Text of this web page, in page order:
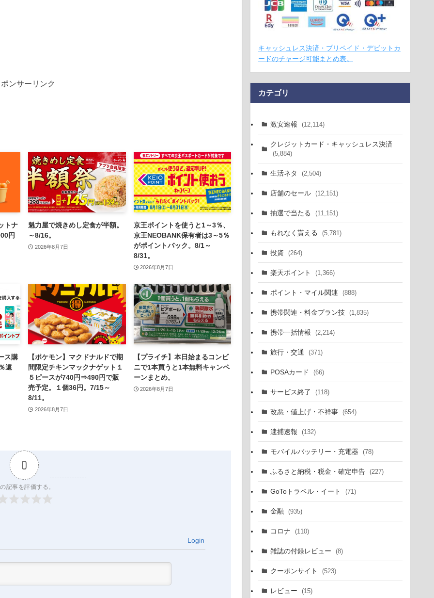
ンサーリンク
トナ
円
魁力屋で焼きめし定食が半額。
～8/16。
2026年8月7日
京王ポイントを使うと1～3％、
京王NEOBANK保有者は3～5％
がポイントバック。8/1～
8/31。
2026年8月7日
ス購
還
【ポケモン】マクドナルドで期
間限定チキンマックナゲット１
５ピースが740円⇒490円で販
売予定。１個36円。7/15～
8/11。
2026年8月7日
【プライチ】本日始まるコンビ
ニで1本買うと1本無料キャンペ
ーンまとめ。
2026年8月7日
0
記事を評価する。
Login
キャッシュレス決済・プリペイド・デビットカ
ードのチャージ可能まとめ表。
カテゴリ
激安速報 (12,114)
クレジットカード・キャッシュレス決済
(5,884)
生活ネタ (2,504)
店舗のセール (12,151)
抽選で当たる (11,151)
もれなく貰える (5,781)
投資 (264)
楽天ポイント (1,366)
ポイント・マイル関連 (888)
携帯関連・料金プラン技 (1,835)
携帯一括情報 (2,214)
旅行・交通 (371)
POSAカード (66)
サービス終了 (118)
改悪・値上げ・不祥事 (654)
逮捕速報 (132)
モバイルバッテリー・充電器 (78)
ふるさと納税・税金・確定申告 (227)
GoToトラベル・イート (71)
金融 (935)
コロナ (110)
雑誌の付録レビュー (8)
クーポンサイト (523)
レビュー (15)